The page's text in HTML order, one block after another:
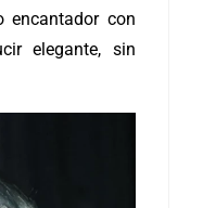
encantador con
elegante, sin